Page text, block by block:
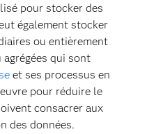
pour stocker des
également stocker
ou entièrement
qui sont
et ses processus en
pour réduire le
consacrer aux
des données.